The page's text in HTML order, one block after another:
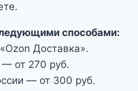
способами:
Доставка».
от 270 руб.
— от 300 руб.